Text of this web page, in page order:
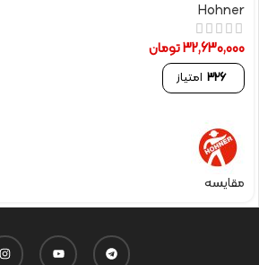
Hohner
32,630,000تومان
326 امتیاز
مقایسه